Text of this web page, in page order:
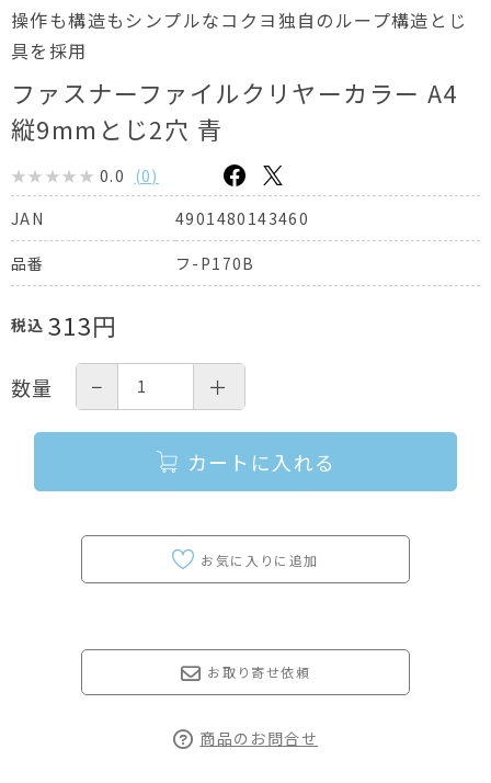
操作も構造もシンプルなコクヨ独自のループ構造とじ
具を採用
ファスナーファイルクリヤーカラー A4
縦9mmとじ2穴 青
0.0 (0)
JAN
4901480143460
品番 フ-P170B
税込 313円
数量 − ＋
カートに入れる
お取り寄せ依頼
商品のお問合せ